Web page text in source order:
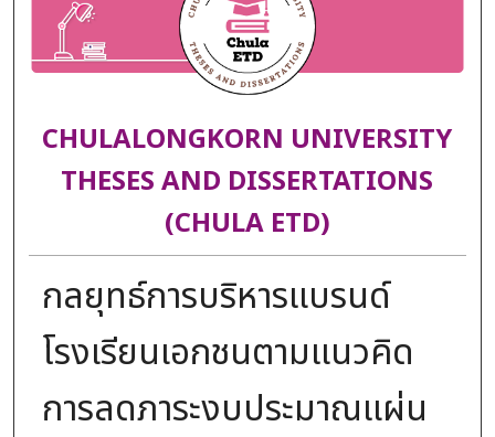
CHULALONGKORN UNIVERSITY
THESES AND DISSERTATIONS
(CHULA ETD)
กลยุทธ์การบริหารแบรนด์
โรงเรียนเอกชนตามแนวคิด
การลดภาระงบประมาณแผ่น